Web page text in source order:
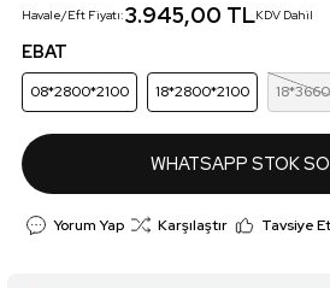
Havale/Eft Fiyatı:3.945,00 TLKDV Dahil
EBAT
08*2800*2100 18*2800*2100
WHATSAPP STOK
Yorum Yap Karşılaştır Tavsiye Et